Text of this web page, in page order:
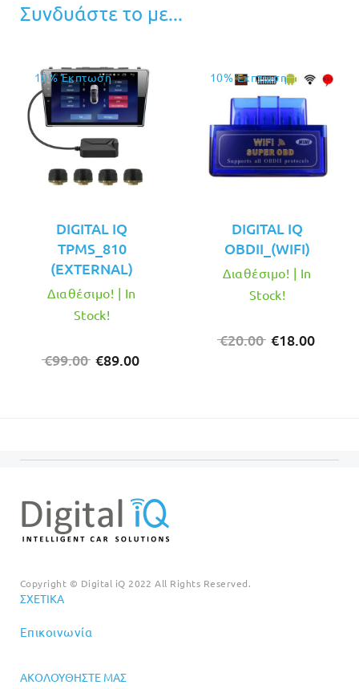
Συνδυάστε το με...
10% Έκπτωση
DIGITAL IQ
TPMS_810
(EXTERNAL)
€99.00 Original
€89.00
Διαθέσιμο! | In
Stock!
10% Έκπτωση
DIGITAL IQ
OBDII_(WIFI)
€20.00 Original
€18.00
Διαθέσιμο! | In
Stock!
Copyright © Digital iQ 2022 All Rights Reserved.
ΣΧΕΤΙΚΆ
Επικοινωνία
ΑΚΟΛΟΥΘΉΣΤΕ ΜΑΣ